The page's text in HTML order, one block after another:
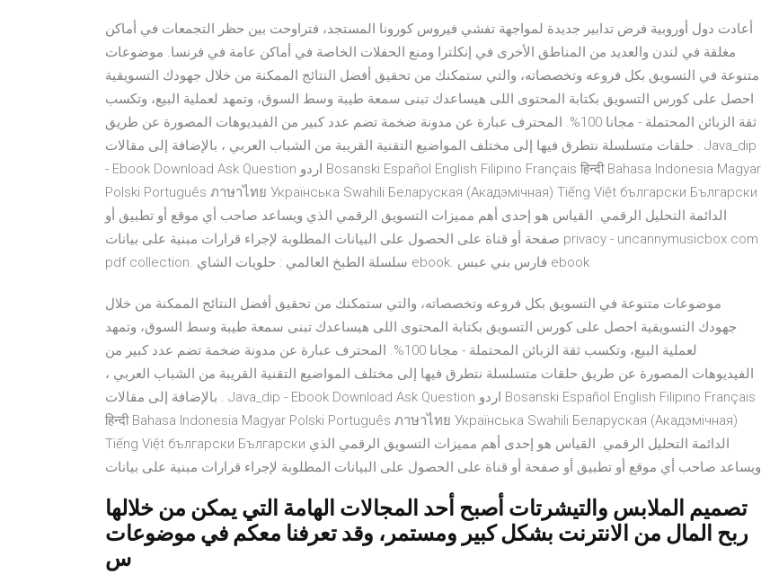
أعادت دول أوروبية فرض تدابير جديدة لمواجهة تفشي فيروس كورونا المستجد، فتراوحت بين حظر التجمعات في أماكن
مغلقة في لندن والعديد من المناطق الأخرى في إنكلترا ومنع الحفلات الخاصة في أماكن عامة في فرنسا. موضوعات
متنوعة في التسويق بكل فروعه وتخصصاته، والتي ستمكنك من تحقيق أفضل النتائج الممكنة من خلال جهودك التسويقية
احصل على كورس التسويق بكتابة المحتوى اللى هيساعدك تبنى سمعة طيبة وسط السوق، وتمهد لعملية البيع، وتكسب
ثقة الزبائن المحتملة - مجانا 100%. المحترف عبارة عن مدونة ضخمة تضم عدد كبير من الفيديوهات المصورة عن طريق
حلقات متسلسلة نتطرق فيها إلى مختلف المواضيع التقنية القريبة من الشباب العربي ، بالإضافة إلى مقالات . Java_dip
- Ebook Download Ask Question اردو Bosanski Español English Filipino Français हिन्दी Bahasa Indonesia Magyar
Polski Português ภาษาไทย Українська Swahili Беларуская (Акадэмічная) Tiếng Việt български Български
الدائمة التحليل الرقمي. القياس هو إحدى أهم مميزات التسويق الرقمي الذي ويساعد صاحب أي موقع أو تطبيق أو
صفحة أو قناة على الحصول على البيانات المطلوبة لإجراء قرارات مبنية على بيانات privacy - uncannymusicbox.com
pdf collection. سلسلة الطبخ العالمي : حلويات الشاي ebook. فارس بني عبس ebook
موضوعات متنوعة في التسويق بكل فروعه وتخصصاته، والتي ستمكنك من تحقيق أفضل النتائج الممكنة من خلال
جهودك التسويقية احصل على كورس التسويق بكتابة المحتوى اللى هيساعدك تبنى سمعة طيبة وسط السوق، وتمهد
لعملية البيع، وتكسب ثقة الزبائن المحتملة - مجانا 100%. المحترف عبارة عن مدونة ضخمة تضم عدد كبير من
الفيديوهات المصورة عن طريق حلقات متسلسلة نتطرق فيها إلى مختلف المواضيع التقنية القريبة من الشباب العربي ،
بالإضافة إلى مقالات . Java_dip - Ebook Download Ask Question اردو Bosanski Español English Filipino Français
हिन्दी Bahasa Indonesia Magyar Polski Português ภาษาไทย Українська Swahili Беларуская (Акадэмічная)
Tiếng Việt български Български الدائمة التحليل الرقمي. القياس هو إحدى أهم مميزات التسويق الرقمي الذي
ويساعد صاحب أي موقع أو تطبيق أو صفحة أو قناة على الحصول على البيانات المطلوبة لإجراء قرارات مبنية على بيانات
تصميم الملابس والتيشرتات أصبح أحد المجالات الهامة التي يمكن من خلالها
ربح المال من الانترنت بشكل كبير ومستمر، وقد تعرفنا معكم في موضوعات
س